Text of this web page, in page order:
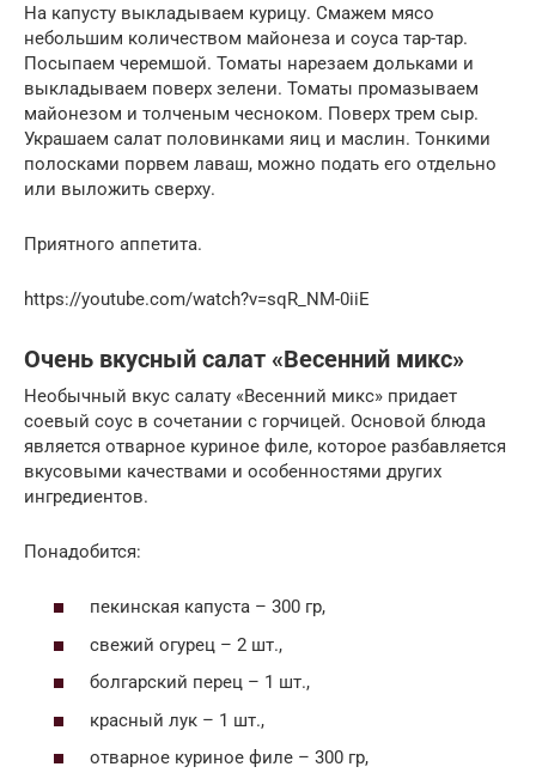
На капусту выкладываем курицу. Смажем мясо
небольшим количеством майонеза и соуса тар-тар.
Посыпаем черемшой. Томаты нарезаем дольками и
выкладываем поверх зелени. Томаты промазываем
майонезом и толченым чесноком. Поверх трем сыр.
Украшаем салат половинками яиц и маслин. Тонкими
полосками порвем лаваш, можно подать его отдельно
или выложить сверху.
Приятного аппетита.
https://youtube.com/watch?v=sqR_NM-0iiE
Очень вкусный салат «Весенний микс»
Необычный вкус салату «Весенний микс» придает
соевый соус в сочетании с горчицей. Основой блюда
является отварное куриное филе, которое разбавляется
вкусовыми качествами и особенностями других
ингредиентов.
Понадобится:
пекинская капуста – 300 гр,
свежий огурец – 2 шт.,
болгарский перец – 1 шт.,
красный лук – 1 шт.,
отварное куриное филе – 300 гр,